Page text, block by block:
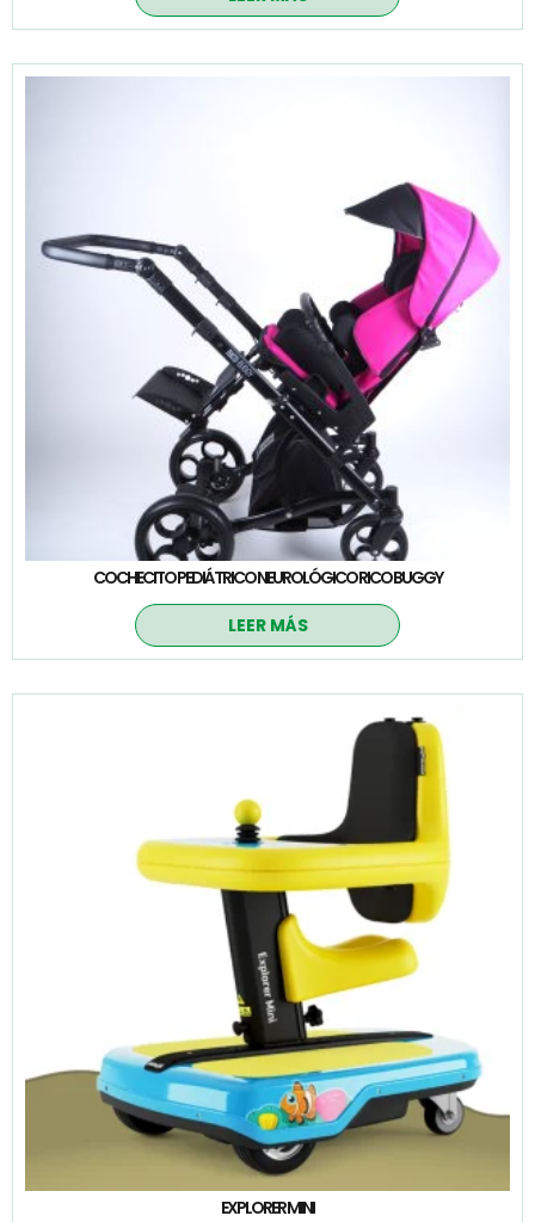
COCHECITO PEDIÁTRICO NEUROLÓGICO RICO BUGGY
LEER MÁS
EXPLORER MINI